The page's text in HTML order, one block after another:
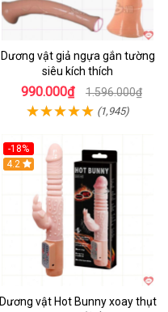
Dương vật giả ngựa gắn tường
siêu kích thích
990.000₫ 1.596.000₫
(1,945)
-18%
Hot
4.2
Dương vật Hot Bunny xoay thụt